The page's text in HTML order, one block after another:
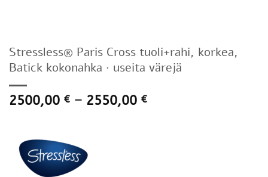
Stressless® Paris Cross tuoli+rahi, korkea,
Batick kokonahka · useita värejä
2500,00 € – 2550,00 €Hintaluokka: